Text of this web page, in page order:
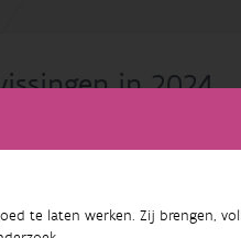
te laten werken. Zij brengen,
in 2024
teams aan het werk